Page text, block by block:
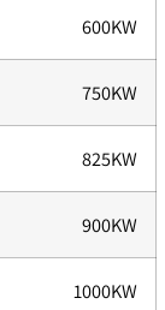
600KW
750KW
825KW
900KW
1000KW